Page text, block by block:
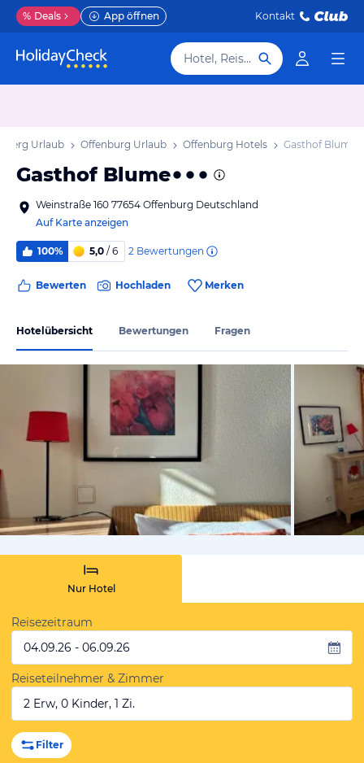
% Deals App öffnen Kontakt
Hotel, Reiseziel
Urlaub Offenburg Urlaub Offenburg Hotels Gasthof Blume
Gasthof Blume
Weinstraße 160 77654 Offenburg Deutschland
Auf Karte anzeigen
100% 5,0 / 6 2 Bewertungen
Bewerten Hochladen Merken
Hotelübersicht Bewertungen Fragen
von
Nur Hotel
Reisezeitraum
04.09.26 - 06.09.26
Reiseteilnehmer & Zimmer
2 Erw, 0 Kinder, 1 Zi.
Filter